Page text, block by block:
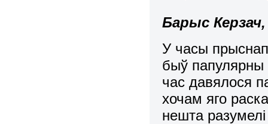
Барыс
У часы
быў папулярны
час давялося
хочам яго
нешта